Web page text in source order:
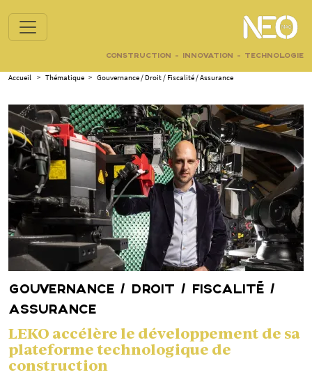
CONSTRUCTION - INNOVATION - TECHNOLOGIE
Accueil > Thématique > Gouvernance / Droit / Fiscalité / Assurance
GOUVERNANCE / DROIT / FISCALITÉ /
ASSURANCE
LEKO accélère le développement de sa
plateforme technologique de
construction